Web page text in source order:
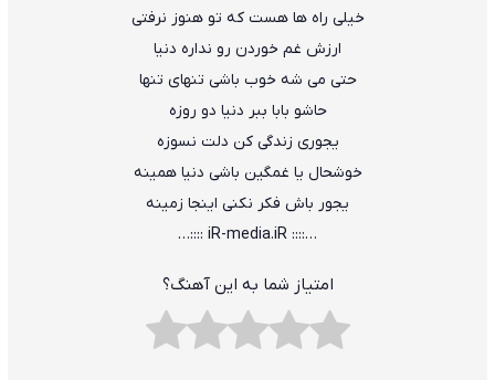
خیلی راه ها هست که تو هنوز نرفتی
ارزش غم خوردن رو نداره دنیا
حتی می شه خوب باشی تنهای تنها
حاشو بابا ببر دنیا دو روزه
یجوری زندگی کن دلت نسوزه
خوشحال یا غمگین باشی دنیا همینه
یجور باش فکر نکنی اینجا زمینه
…:::: iR-media.iR ::::…
امتیاز شما به این آهنگ؟